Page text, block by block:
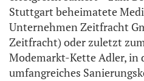
Stuttgart beheimatete
Unternehmen Zeitfracht
Zeitfracht) oder zuletzt
Modemarkt-Kette Adler, in
umfangreiches